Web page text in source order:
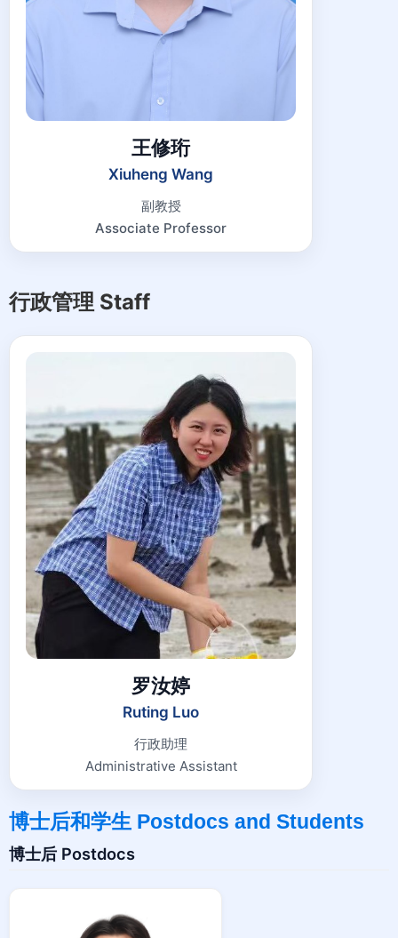
王修珩
Xiuheng Wang
副教授
Associate Professor
行政管理 Staff
罗汝婷
Ruting Luo
行政助理
Administrative Assistant
博士后和学生 Postdocs and Students
博士后 Postdocs